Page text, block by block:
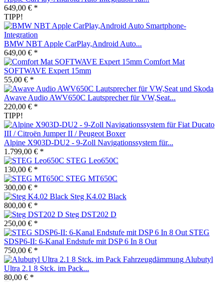
649,00 € *
TIPP!
BMW NBT Apple CarPlay,Android Auto...
649,00 € *
Comfort Mat
SOFTWAVE Expert 15mm
55,00 € *
Awave Audio AWV650C Lautsprecher für VW,Seat...
220,00 € *
TIPP!
Alpine X903D-DU2 - 9-Zoll Navigationssystem für...
1.799,00 € *
STEG Leo650C
130,00 € *
STEG MT650C
300,00 € *
Steg K4.02 Black
800,00 € *
Steg DST202 D
250,00 € *
STEG
SDSP6-II: 6-Kanal Endstufe mit DSP 6 In 8 Out
750,00 € *
Alubutyl
Ultra 2.1 8 Stck. im Pack...
80,00 € *